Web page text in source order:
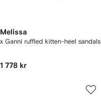
Melissa
x Ganni ruffled kitten-heel sandals
1 778 kr